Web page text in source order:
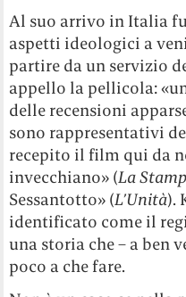
Al suo arrivo in Italia
aspetti ideologici a
partire da un servizio
appello la pellicola:
delle recensioni
sono rappresentativi
recepito il film qui da
invecchiano» (La
Sessantotto» (L’Unità).
identificato come il
una storia che – a ben
poco a che fare.